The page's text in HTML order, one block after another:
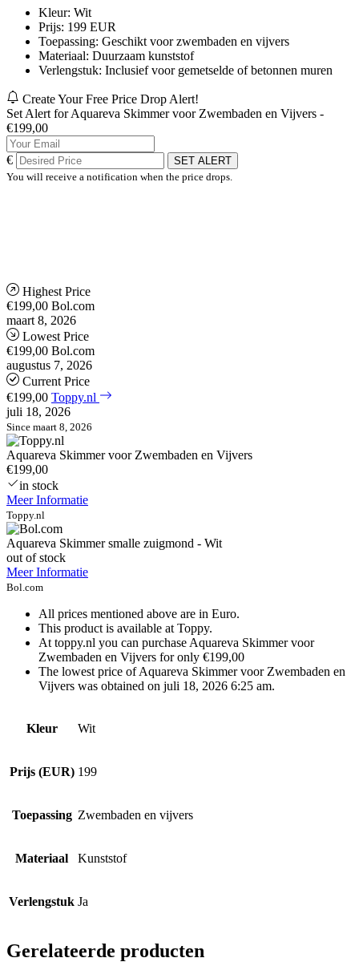
Kleur: Wit
Prijs: 199 EUR
Toepassing: Geschikt voor zwembaden en vijvers
Materiaal: Duurzaam kunststof
Verlengstuk: Inclusief voor gemetselde of betonnen muren
Create Your Free Price Drop Alert!
Set Alert for Aquareva Skimmer voor Zwembaden en Vijvers -
€199,00
€
SET ALERT
You will receive a notification when the price drops.
Highest Price
€199,00 Bol.com
maart 8, 2026
Lowest Price
€199,00 Bol.com
augustus 7, 2026
Current Price
€199,00 Toppy.nl
juli 18, 2026
Since maart 8, 2026
Aquareva Skimmer voor Zwembaden en Vijvers
€199,00
in stock
Meer Informatie
Toppy.nl
Aquareva Skimmer smalle zuigmond - Wit
out of stock
Meer Informatie
Bol.com
All prices mentioned above are in Euro.
This product is available at Toppy.
At toppy.nl you can purchase Aquareva Skimmer voor
Zwembaden en Vijvers for only €199,00
The lowest price of Aquareva Skimmer voor Zwembaden en
Vijvers was obtained on juli 18, 2026 6:25 am.
Kleur Wit
Prijs (EUR) 199
Toepassing Zwembaden en vijvers
Materiaal Kunststof
Verlengstuk Ja
Gerelateerde producten